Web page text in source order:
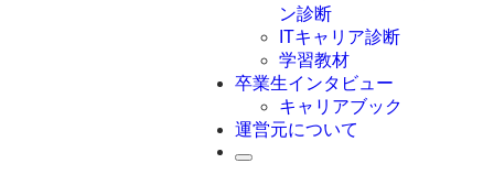
ン診断
ITキャリア診断
学習教材
卒業生インタビュー
キャリアブック
運営元について